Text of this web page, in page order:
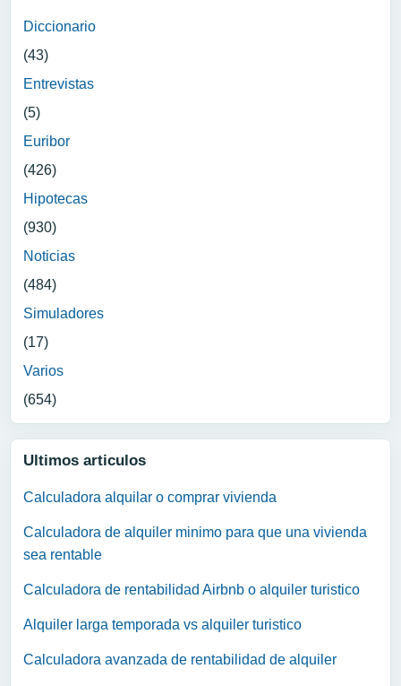
Diccionario
(43)
Entrevistas
(5)
Euribor
(426)
Hipotecas
(930)
Noticias
(484)
Simuladores
(17)
Varios
(654)
Ultimos articulos
Calculadora alquilar o comprar vivienda
Calculadora de alquiler minimo para que una vivienda
sea rentable
Calculadora de rentabilidad Airbnb o alquiler turistico
Alquiler larga temporada vs alquiler turistico
Calculadora avanzada de rentabilidad de alquiler